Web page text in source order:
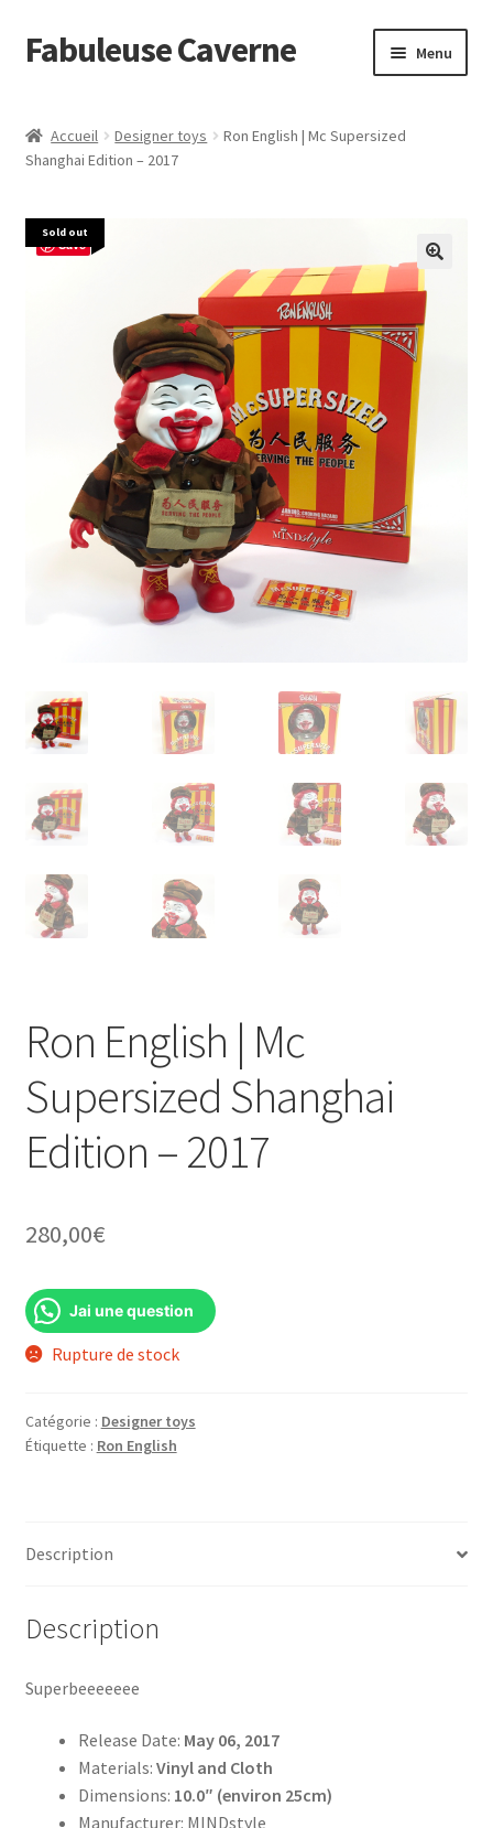
Aller
à
navigation
Aller
au
Fabuleuse Caverne Menu
En boutique
enfant
Superflat Museum Murakami
En réapprovisionnement
Accueil Designer toys
Ron English | Mc Supersized
Shanghai Edition – 2017
Sold out
Save
Ron English | Mc
Supersized Shanghai
Edition – 2017
280,00€
Jai une question
Rupture de stock
Catégorie : Designer toys
Étiquette : Ron English
Description
Description
Superbeeeeeee
Release Date: May 06, 2017
Materials: Vinyl and Cloth
Dimensions: 10.0″ (environ 25cm)
Manufacturer: MINDstyle